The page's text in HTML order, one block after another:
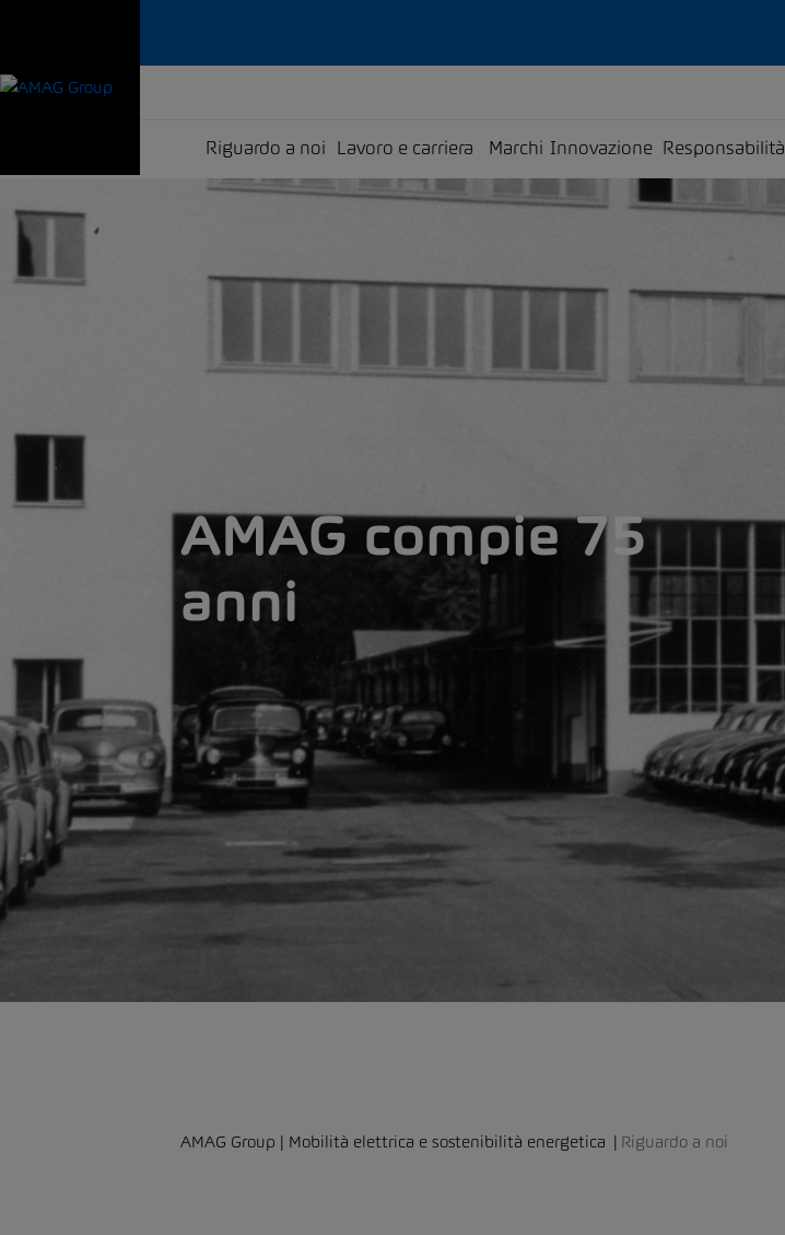
Riguardo a noi Lavoro e carriera Marchi Innovazione Responsabilità
AMAG compie 75
anni
AMAG Group | Mobilità elettrica e sostenibilità energetica Riguardo a noi